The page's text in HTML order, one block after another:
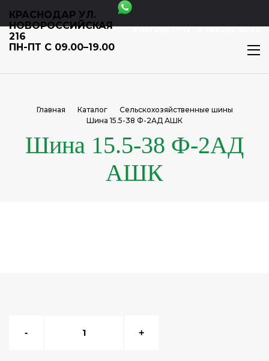
КРАСНОДАР УЛ.
НОВОРОССИЙСКАЯ
216
ПН-ПТ С 09.00–19.00
8 861 298-17-12 8 989 262-55-83
Главная Каталог
Сельскохозяйственные шины
Шина 15.5-38 Ф-2АД АШК
Шина 15.5-38 Ф-2АД
АШК
- +